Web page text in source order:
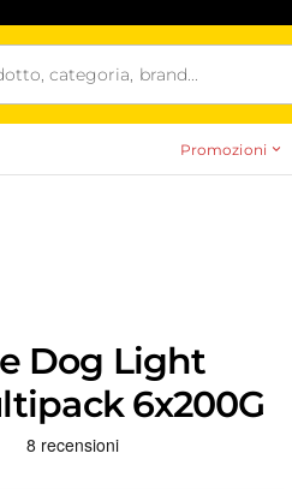
Promozioni
Dog Light
6x200G
del prodotto